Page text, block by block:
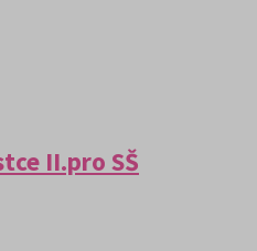
II.pro SŠ